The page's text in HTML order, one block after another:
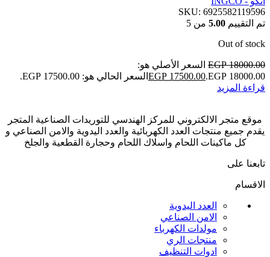
SKU: 6925582119596
تم التقييم 5.00 من 5
Out of stock
EGP18000.00
السعر الأصلي هو:
EGP 18000.00.
EGP 17500.00
السعر الحالي هو: EGP 17500.00.
قراءة المزيد
موقع متجر الالكتروني للمركز الهندسي للتوريدات الصناعية المتجر
يقدم جميع منتجات العدد الكهربائية والعدد اليدوية والامن الصناعي و
كل ماكينات اللحام واسلاك اللحام وحجارة القطعية والجلخ
تابعنا على
الاقسام
العدد اليدوية
الامن الصناعي
مولدات الكهرباء
منتجات الري
ادوات التنظيف